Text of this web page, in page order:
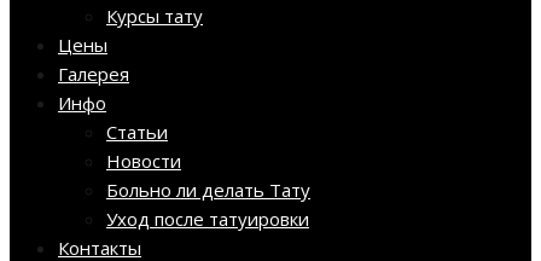
Курсы тату
Цены
Галерея
Инфо
Статьи
Новости
Больно ли делать Тату
Уход после татуировки
Контакты